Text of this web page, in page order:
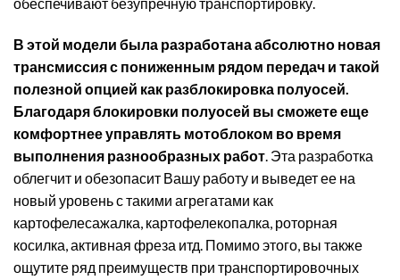
обеспечивают безупречную транспортировку.
В этой модели была разработана абсолютно новая
трансмиссия с пониженным рядом передач и такой
полезной опцией как разблокировка полуосей.
Благодаря блокировки полуосей вы сможете еще
комфортнее управлять мотоблоком во время
выполнения разнообразных работ. Эта разработка
облегчит и обезопасит Вашу работу и выведет ее на
новый уровень с такими агрегатами как
картофелесажалка, картофелекопалка, роторная
косилка, активная фреза итд. Помимо этого, вы также
ощутите ряд преимуществ при транспортировочных